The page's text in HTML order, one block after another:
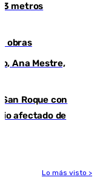
metros
obras
Ana Mestre,
Roque con
afectado de
Lo más visto >